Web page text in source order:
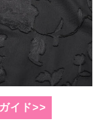
イド>>